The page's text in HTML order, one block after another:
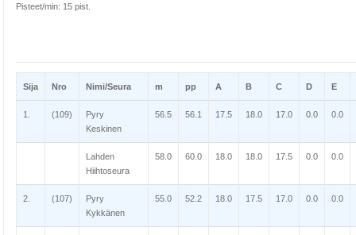
Pisteet/min: 15 pist.
Sija Nro Nimi/Seura m pp A B C D E
1. (109)
Pyry
Keskinen
56.5 56.1 17.5 18.0 17.0 0.0 0.0
Lahden
Hiihtoseura
58.0 60.0 18.0 18.0 17.5 0.0 0.0
2. (107)
Pyry
Kykkänen
55.0 52.2 18.0 17.5 17.0 0.0 0.0